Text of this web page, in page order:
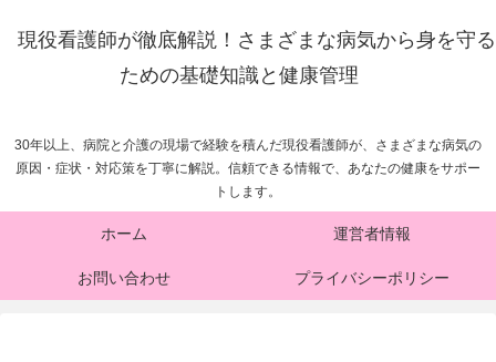
現役看護師が徹底解説！さまざまな病気から身を守る
ための基礎知識と健康管理
30年以上、病院と介護の現場で経験を積んだ現役看護師が、さまざまな病気の
原因・症状・対応策を丁寧に解説。信頼できる情報で、あなたの健康をサポー
トします。
ホーム 運営者情報
お問い合わせ プライバシーポリシー